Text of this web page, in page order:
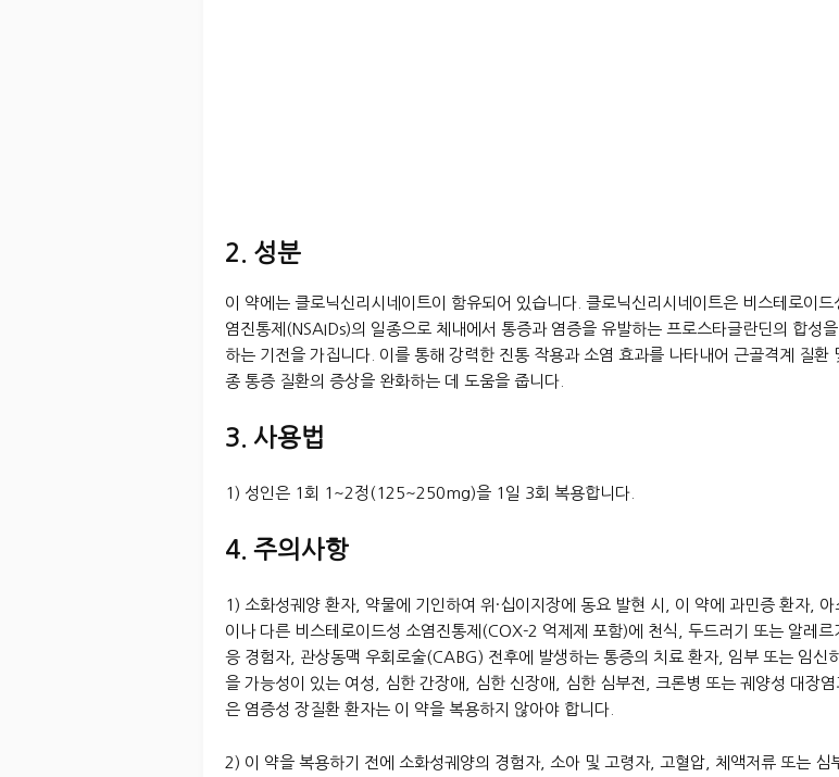
2. 성분
이 약에는 클로닉신리시네이트이 함유되어 있습니다. 클로닉신리시네이트은 비스테로이드
염진통제(NSAIDs)의 일종으로 체내에서 통증과 염증을 유발하는 프로스타글란딘의 합성을
하는 기전을 가집니다. 이를 통해 강력한 진통 작용과 소염 효과를 나타내어 근골격계 질환
종 통증 질환의 증상을 완화하는 데 도움을 줍니다.
3. 사용법
1) 성인은 1회 1~2정(125~250mg)을 1일 3회 복용합니다.
4. 주의사항
1) 소화성궤양 환자, 약물에 기인하여 위·십이지장에 동요 발현 시, 이 약에 과민증 환자, 아
이나 다른 비스테로이드성 소염진통제(COX-2 억제제 포함)에 천식, 두드러기 또는 알레르
응 경험자, 관상동맥 우회로술(CABG) 전후에 발생하는 통증의 치료 환자, 임부 또는 임신
을 가능성이 있는 여성, 심한 간장애, 심한 신장애, 심한 심부전, 크론병 또는 궤양성 대장염
은 염증성 장질환 환자는 이 약을 복용하지 않아야 합니다.
2) 이 약을 복용하기 전에 소화성궤양의 경험자, 소아 및 고령자, 고혈압, 체액저류 또는 심